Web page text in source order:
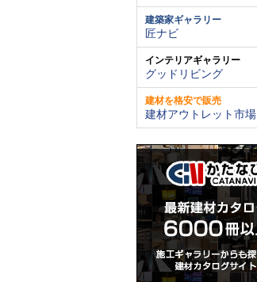
建築家ギャラリー
匠ナビ
インテリアギャラリー
グッドリビング
建材を格安で販売
建材アウトレット市場